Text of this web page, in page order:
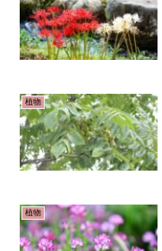
植物
植物